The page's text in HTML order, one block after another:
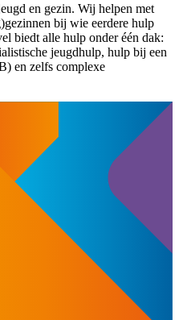
en gezin. Wij helpen met
bij wie eerdere hulp
biedt alle hulp onder één dak:
jeugdhulp, hulp bij een
en zelfs complexe